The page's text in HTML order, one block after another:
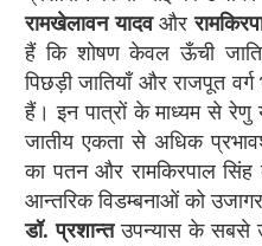
रामखेलावन यादवऔर
हैं कि शोषण केवल ऊँची
पिछड़ी जातियाँ और राजपूत
हैं। इन पात्रों के माध्यम से रेणु
जातीय एकता से अधिक
का पतन और रामकिरपाल
आन्तरिक विडम्बनाओं को
डॉ. प्रशान्तउपन्यास के सबसे